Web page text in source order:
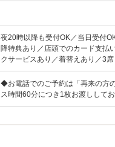
夜20時以降も受付OK／当日受付
降特典あり／店頭でのカード支払
クサービスあり／着替えあり／3
◆お電話でのご予約は「再来の方
ス時間60分につき1枚お渡しし